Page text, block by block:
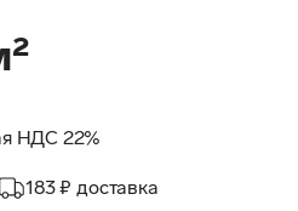
НДС 22%
183 ₽ доставка